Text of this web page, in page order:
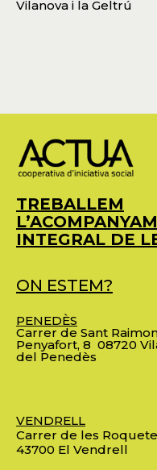
Vilanova i la Geltrú
TREBALLEM
INTEGRAL DE
ON ESTEM?
PENEDÈS
Carrer de Sant
Penyafort, 8 08720
del Penedès
VENDRELL
Carrer de les
43700 El Vendrell